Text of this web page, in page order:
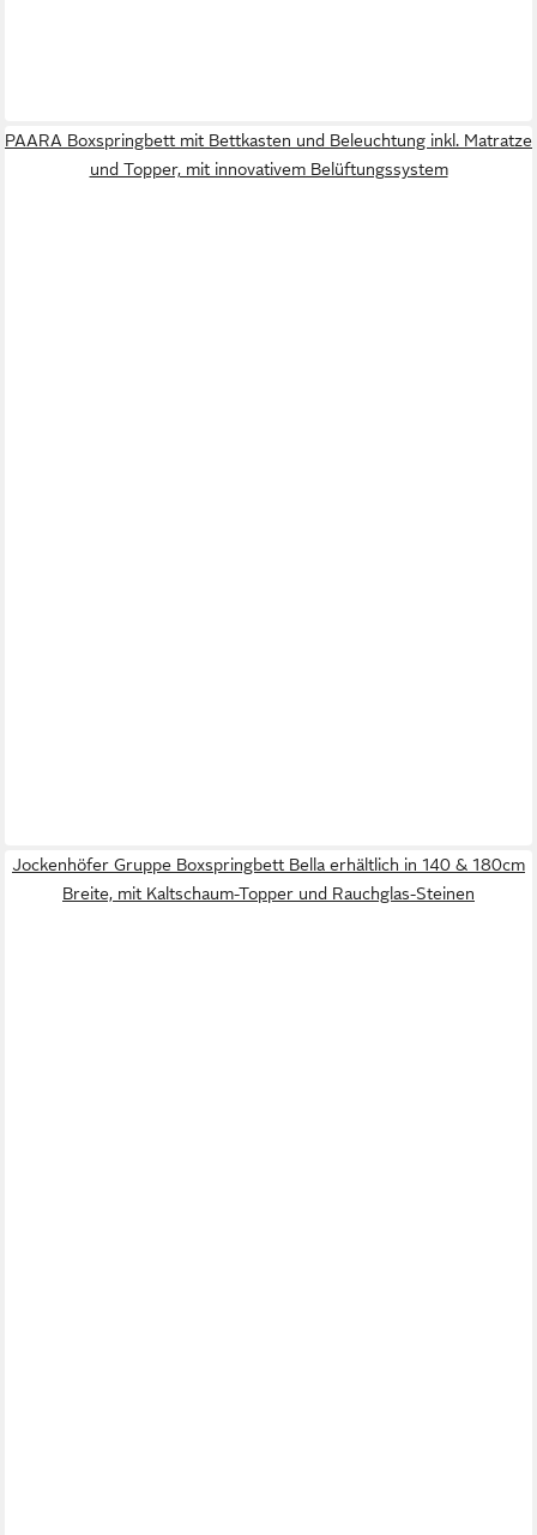
PAARA Boxspringbett mit Bettkasten und Beleuchtung inkl. Matratze
und Topper, mit innovativem Belüftungssystem
Jockenhöfer Gruppe Boxspringbett Bella erhältlich in 140 & 180cm
Breite, mit Kaltschaum-Topper und Rauchglas-Steinen